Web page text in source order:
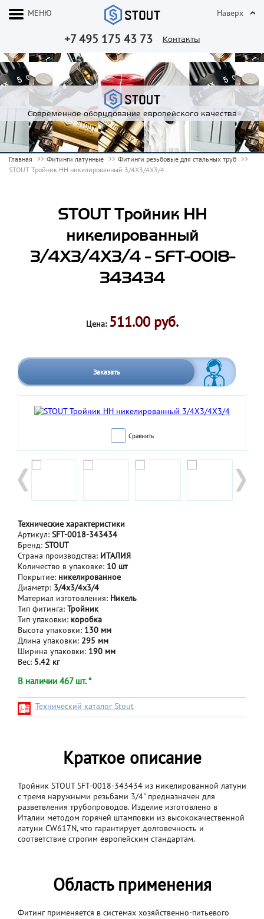
+7 495 175 43 73 Контакты
МЕНЮ Наверх
Современное оборудование европейского качества
Главная Фитинги латунные
Фитинги резьбовые для стальных труб
STOUT Тройник НН никелированный 3/4X3/4X3/4
STOUT Тройник НН
никелированный
3/4X3/4X3/4 - SFT-0018-
343434
Цена: 511.00 руб.
Заказать
Сравнить
Технические характеристики
Артикул: SFT-0018-343434
Бренд: STOUT
Страна производства: ИТАЛИЯ
Количество в упаковке: 10 шт
Покрытие: никелированное
Диаметр: 3/4x3/4x3/4
Материал изготовления: Никель
Тип фитинга: Тройник
Тип упаковки: коробка
Высота упаковки: 130 мм
Длина упаковки: 295 мм
Ширина упаковки: 190 мм
Вес: 5.42 кг
В наличии 467 шт. *
Технический каталог Stout
Краткое описание
Тройник STOUT SFT-0018-343434 из никелированной латуни
с тремя наружными резьбами 3/4" предназначен для
разветвления трубопроводов. Изделие изготовлено в
Италии методом горячей штамповки из высококачественной
латуни CW617N, что гарантирует долговечность и
соответствие строгим европейским стандартам.
Область применения
Фитинг применяется в системах хозяйственно-питьевого